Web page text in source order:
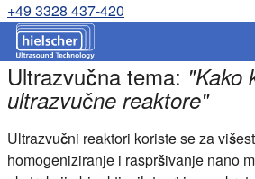
+49 3328 437-420
Ultrazvučna tema: "Kako
ultrazvučne reaktore"
Ultrazvučni reaktori koriste se za
homogeniziranje i raspršivanje nano